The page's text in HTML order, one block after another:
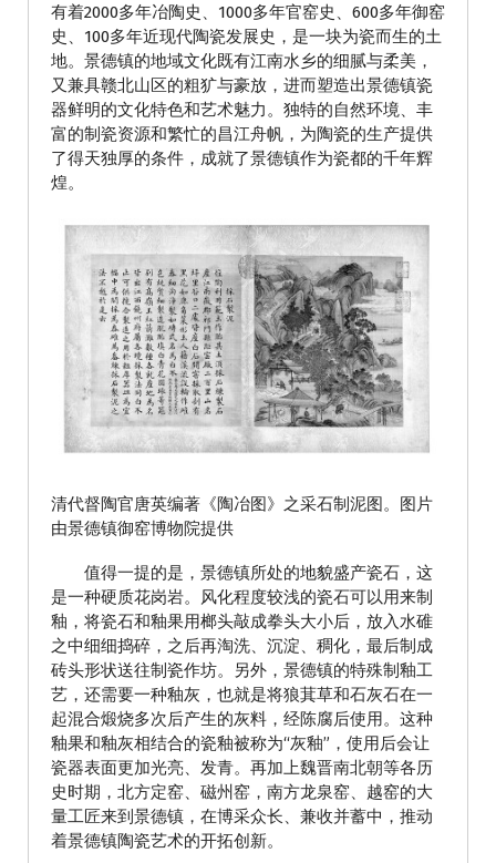
有着2000多年冶陶史、1000多年官窑史、600多年御窑
史、100多年近现代陶瓷发展史，是一块为瓷而生的土
地。景德镇的地域文化既有江南水乡的细腻与柔美，
又兼具赣北山区的粗犷与豪放，进而塑造出景德镇瓷
器鲜明的文化特色和艺术魅力。独特的自然环境、丰
富的制瓷资源和繁忙的昌江舟帆，为陶瓷的生产提供
了得天独厚的条件，成就了景德镇作为瓷都的千年辉
煌。
清代督陶官唐英编著《陶冶图》之采石制泥图。图片
由景德镇御窑博物院提供
值得一提的是，景德镇所处的地貌盛产瓷石，这
是一种硬质花岗岩。风化程度较浅的瓷石可以用来制
釉，将瓷石和釉果用榔头敲成拳头大小后，放入水碓
之中细细捣碎，之后再淘洗、沉淀、稠化，最后制成
砖头形状送往制瓷作坊。另外，景德镇的特殊制釉工
艺，还需要一种釉灰，也就是将狼萁草和石灰石在一
起混合煅烧多次后产生的灰料，经陈腐后使用。这种
釉果和釉灰相结合的瓷釉被称为“灰釉”，使用后会让
瓷器表面更加光亮、发青。再加上魏晋南北朝等各历
史时期，北方定窑、磁州窑，南方龙泉窑、越窑的大
量工匠来到景德镇，在博采众长、兼收并蓄中，推动
着景德镇陶瓷艺术的开拓创新。